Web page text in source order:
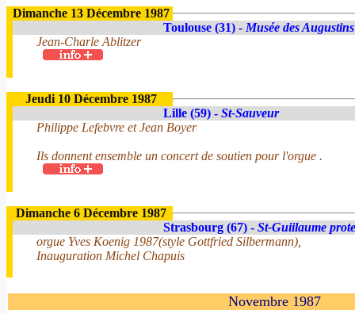
Dimanche 13 Décembre 1987
Toulouse (31) - Musée des Augustins
Jean-Charle Ablitzer
Jeudi 10 Décembre 1987
Lille (59) - St-Sauveur
Philippe Lefebvre et Jean Boyer
Ils donnent ensemble un concert de soutien pour l'orgue .
Dimanche 6 Décembre 1987
Strasbourg (67) - St-Guiilaume
orgue Yves Koenig 1987(style Gottfried Silbermann),
Inauguration Michel Chapuis
Novembre 1987